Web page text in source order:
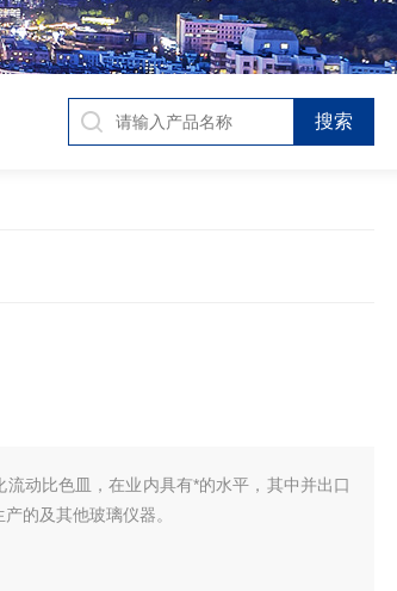
流动比色皿，在业内具有*的水平，其中并出口
的及其他玻璃仪器。